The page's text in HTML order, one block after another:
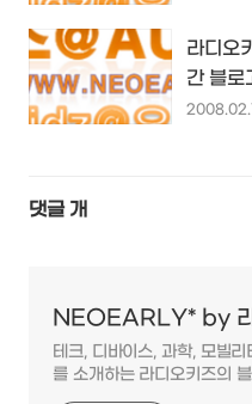
라디
간 블로
댓글 개
NEOEARLY* by
테크, 디바이스, 과학, 모빌
를 소개하는 라디오키즈의